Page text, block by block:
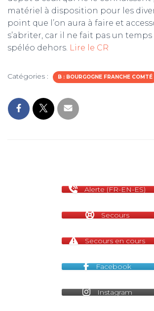
matériel à disposition pour les
point que l’on aura à faire et
s’abriter, car il ne fait pas un
spéléo dehors. Lire le CR
Catégories : B : BOURGOGNE FRANCHE COMTÉ
Alerte (FR-EN-ES)
Secours
Secours en cours
Facebook
Instagram